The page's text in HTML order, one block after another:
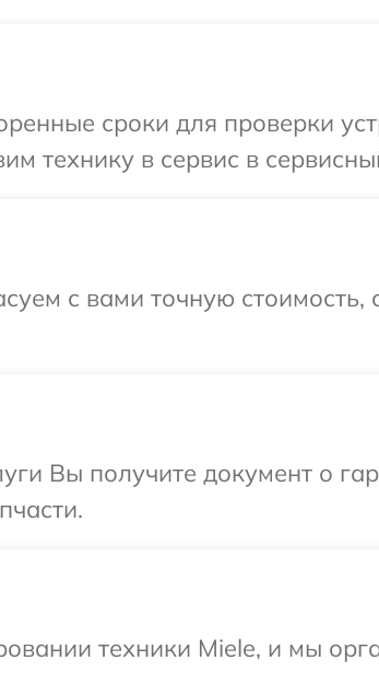
сроки для проверки
технику в сервис в
с вами точную
Вы получите документ о
техники Miele, и мы